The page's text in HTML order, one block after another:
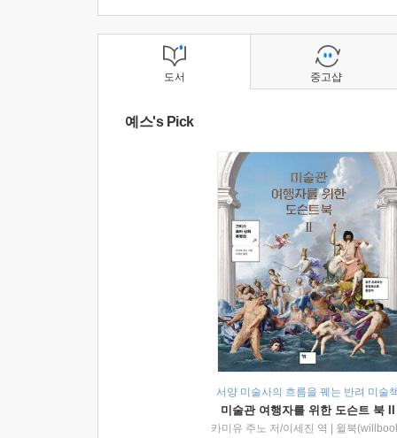
도서
예스's Pick
서양 미술사의 흐름을 꿰는 반려 미술
미술관 여행자를 위한 도슨트 북 II
카미유 주노 저/이세진 역
윌북
중고샵